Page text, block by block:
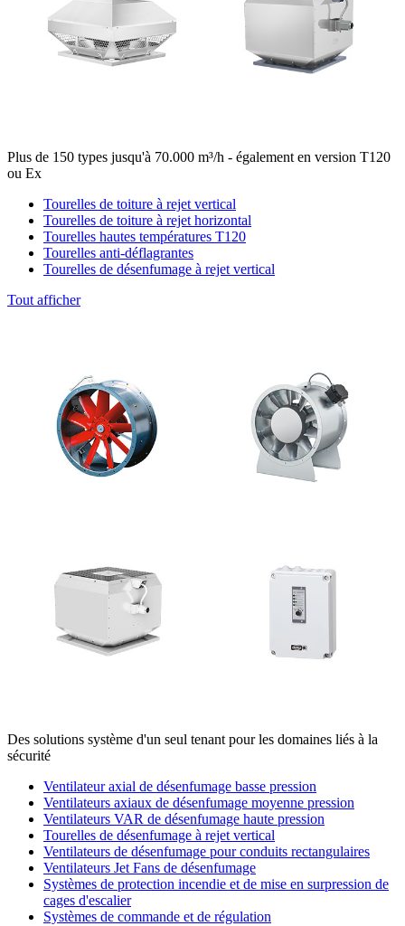
Plus de 150 types jusqu'à 70.000 m³/h - également en version T120
ou Ex
Tourelles de toiture à rejet vertical
Tourelles de toiture à rejet horizontal
Tourelles hautes températures T120
Tourelles anti-déflagrantes
Tourelles de désenfumage à rejet vertical
Tout afficher
Des solutions système d'un seul tenant pour les domaines liés à la
sécurité
Ventilateur axial de désenfumage basse pression
Ventilateurs axiaux de désenfumage moyenne pression
Ventilateurs VAR de désenfumage haute pression
Tourelles de désenfumage à rejet vertical
Ventilateurs de désenfumage pour conduits rectangulaires
Ventilateurs Jet Fans de désenfumage
Systèmes de protection incendie et de mise en surpression de
cages d'escalier
Systèmes de commande et de régulation